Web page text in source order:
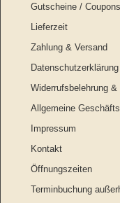
Gutscheine / Coupons
Lieferzeit
Zahlung & Versand
Datenschutzerklärung
Widerrufsbelehrung
Allgemeine
Impressum
Kontakt
Öffnungszeiten
Terminbuchung